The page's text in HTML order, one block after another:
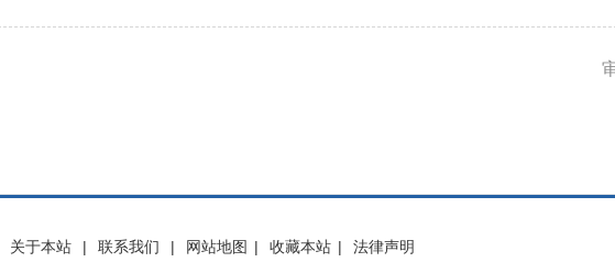
关于本站 | 联系我们 | 网站地图 | 收藏本站 | 法律声明